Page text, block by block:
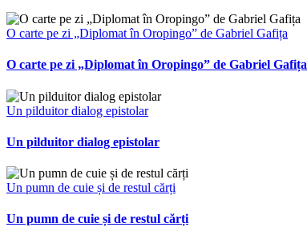
O carte pe zi „Diplomat în Oropingo” de Gabriel Gafița
O carte pe zi „Diplomat în Oropingo” de Gabriel Gafița
Un pilduitor dialog epistolar
Un pilduitor dialog epistolar
Un pumn de cuie și de restul cărți
Un pumn de cuie și de restul cărți